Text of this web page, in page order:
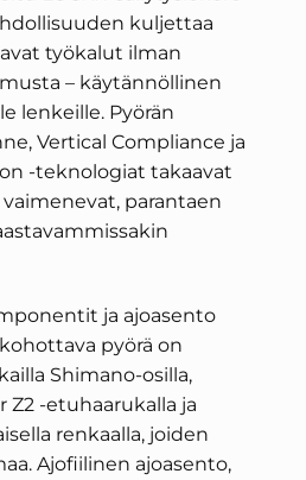
kuljettaa
työkalut ilman
– käytännöllinen
lenkeille. Pyörän
Vertical Compliance ja
-teknologiat takaavat
parantaen
ja ajoasento
pyörä on
Shimano-osilla,
Z2 -etuhaarukalla ja
renkaalla, joiden
Ajofiilinen ajoasento,